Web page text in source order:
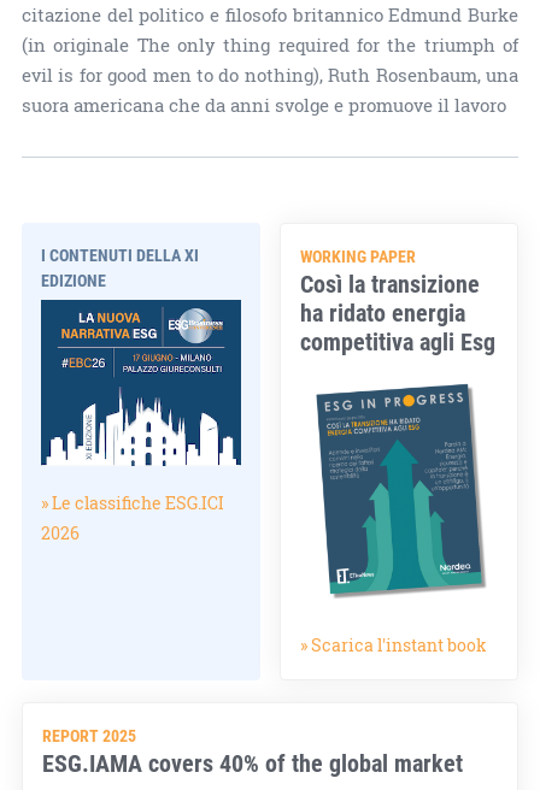
citazione del politico e filosofo britannico Edmund Burke
(in originale The only thing required for the triumph of
evil is for good men to do nothing), Ruth Rosenbaum, una
suora americana che da anni svolge e promuove il lavoro
I CONTENUTI DELLA XI
EDIZIONE
» Le classifiche ESG.ICI
2026
WORKING PAPER
Così la transizione
ha ridato energia
competitiva agli Esg
» Scarica l'instant book
REPORT 2025
ESG.IAMA covers 40% of the global market